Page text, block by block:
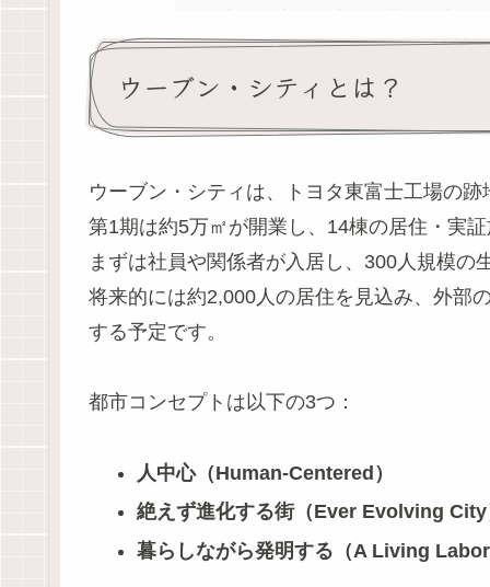
ウーブン・シティとは？
ウーブン・シティは、トヨタ東富士工場の
第1期は約5万㎡が開業し、14棟の居住・実
まずは社員や関係者が入居し、300人規模の
将来的には約2,000人の居住を見込み、外部
する予定です。
都市コンセプトは以下の3つ：
人中心（Human-Centered）
絶えず進化する街（Ever Evolving City
暮らしながら発明する（A Living